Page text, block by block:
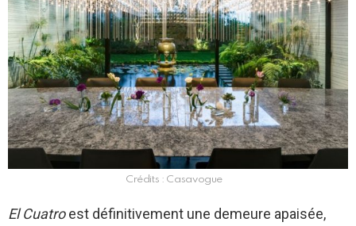
Crédits : Casavogue
El Cuatroest définitivement une demeure apaisée,